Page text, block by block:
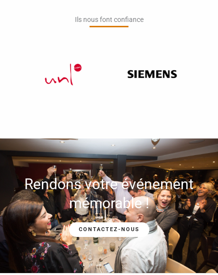
Ils nous font confiance​
Rendons votre événement
mémorable !
CONTACTEZ-NOUS